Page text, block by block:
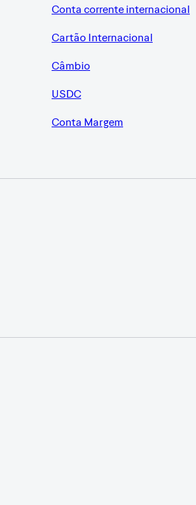
Conta corrente internacional
Cartão Internacional
Câmbio
USDC
Conta Margem